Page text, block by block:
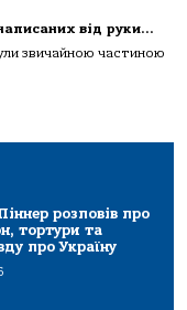
від руки…
звичайною частиною
розповів про
тортури та
про Україну